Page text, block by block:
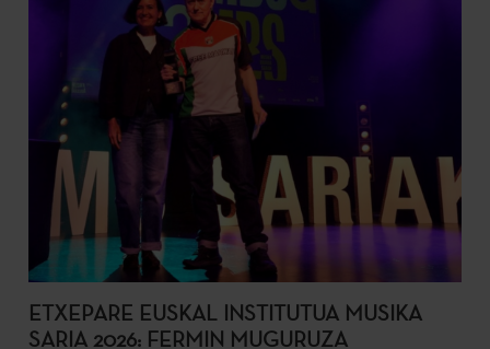
ETXEPARE EUSKAL INSTITUTUA MUSIKA
SARIA 2026: FERMIN MUGURUZA